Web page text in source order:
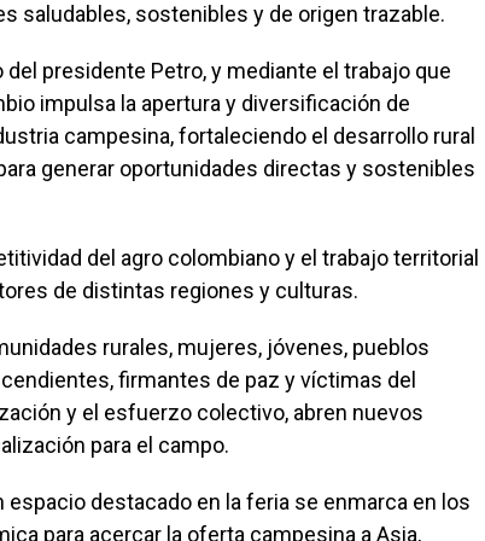
saludables, sostenibles y de origen trazable.
presidente Petro, y mediante el trabajo que
impulsa la apertura y diversificación de
campesina, fortaleciendo el desarrollo rural
generar oportunidades directas y sostenibles
del agro colombiano y el trabajo territorial
de distintas regiones y culturas.
rurales, mujeres, jóvenes, pueblos
firmantes de paz y víctimas del
y el esfuerzo colectivo, abren nuevos
para el campo.
espacio destacado en la feria se enmarca en los
para acercar la oferta campesina a Asia,